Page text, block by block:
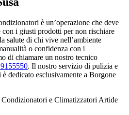
è un’operazione che deve
con i giusti prodotti per non rischiare
salute di chi vive nell’ambiente
o confidenza con i
di chiamare un nostro tecnico
. Il nostro servizio di pulizia e
dedicato esclusivamente a Borgone
Condizionatori e Climatizzatori Artide